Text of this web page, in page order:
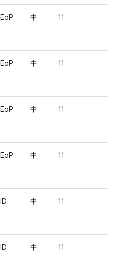
EoP 中 11
EoP 中 11
EoP 中 11
EoP 中 11
ID 中 11
ID 中 11